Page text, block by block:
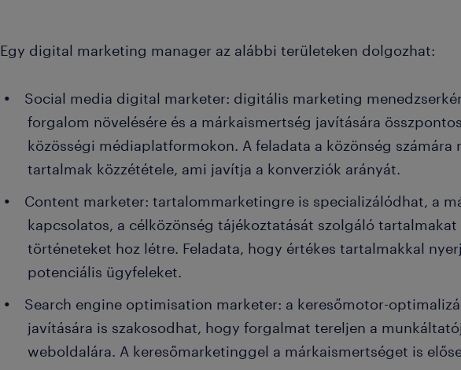
Egy digital marketing manager az alábbi területeken dolgozhat:
Social media digital marketer: digitális marketing
forgalom növelésére és a márkaismertség javítására
közösségi médiaplatformokon. A feladata a közönség számára
tartalmak közzététele, ami javítja a konverziók arányát.
Content marketer: tartalommarketingre is specializálódhat, a
kapcsolatos, a célközönség tájékoztatását szolgáló tartalmakat
történeteket hoz létre. Feladata, hogy értékes tartalmakkal
potenciális ügyfeleket.
Search engine optimisation marketer: a keresőmotor-
javítására is szakosodhat, hogy forgalmat tereljen a
weboldalára. A keresőmarketinggel a márkaismertséget is